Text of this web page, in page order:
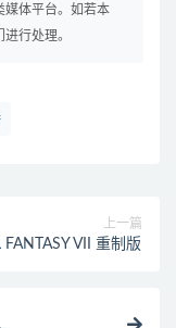
媒体平台。如若本
行处理。
上一篇
VII 重制版